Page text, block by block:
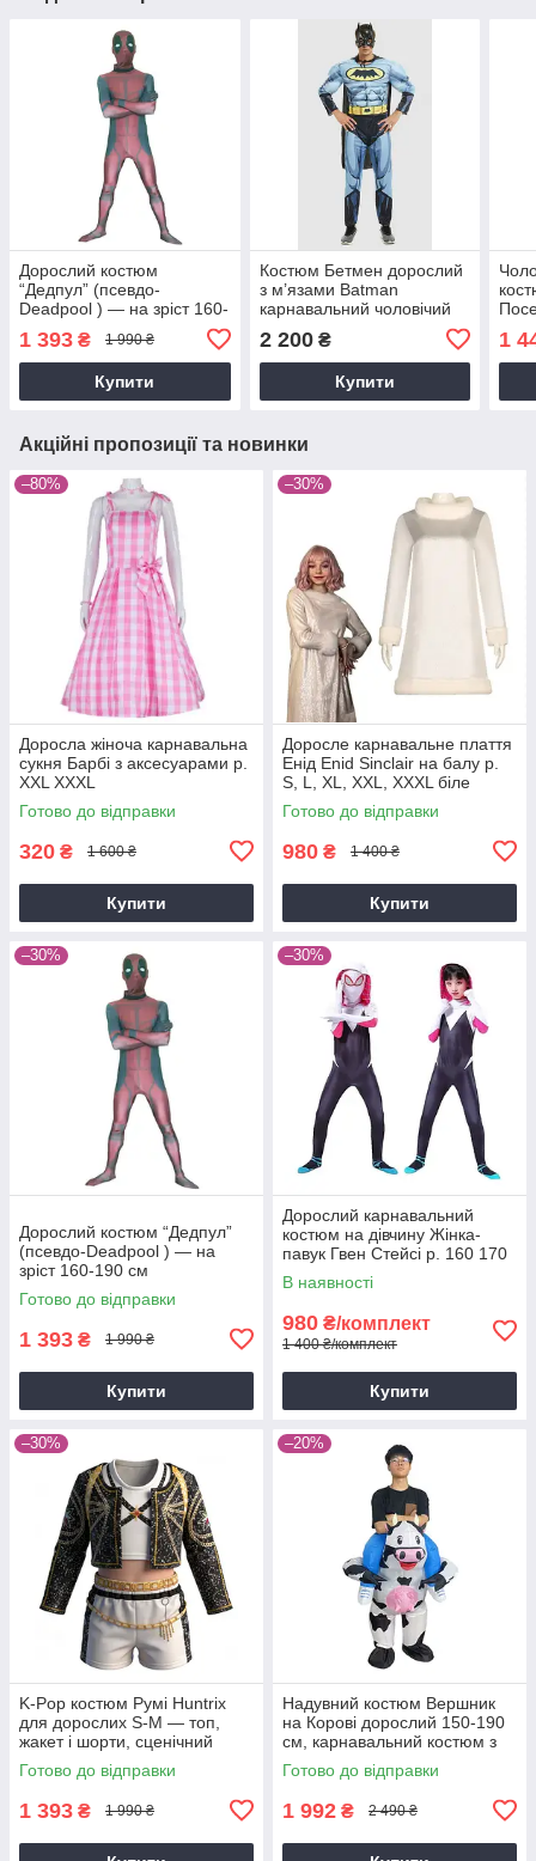
Дорослий костюм
“Дедпул” (псевдо-
Deadpool ) — на зріст 160-
1 393 ₴ 1 990 ₴
Купити
Костюм Бетмен дорослий
з м’язами Batman
карнавальний чоловічий
маскою
2 200₴
Купити
1
Акційні пропозиції та новинки
–80%
Доросла жіноча карнавальна
сукня Барбі з аксесуарами р.
XXL XXXL
Готово до відправки
320 ₴ 1 600 ₴
Купити
–30%
Доросле карнавальне плаття
Енід Enid Sinclair на балу р.
S, L, XL, XXL, XXXL біле
Готово до відправки
980 ₴ 1 400 ₴
Купити
–30%
Дорослий костюм “Дедпул”
(псевдо-Deadpool ) — на
зріст 160-190 см
Готово до відправки
1 393 ₴ 1 990 ₴
Купити
–30%
Дорослий карнавальний
костюм на дівчину Жінка-
павук Гвен Стейсі р. 160 170
180 190
В наявності
980 ₴/комплект
1 400 ₴/комплект
Купити
–30%
K-Pop костюм Румі Huntrix
для дорослих S-M — топ,
жакет і шорти, сценічний
cosplay костюм Demon
Hunters
Готово до відправки
1 393 ₴ 1 990 ₴
–20%
Надувний костюм Вершник
на Корові дорослий 150-190
см, карнавальний костюм з
компресором, смішний
костюм для вечірок та
Готово до відправки
1 992 ₴ 2 490 ₴